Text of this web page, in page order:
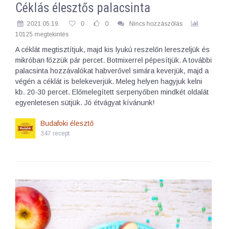
Céklás élesztős palacsinta
2021.05.19. 0 0
Nincs hozzászólás
10125 megtekintés
A céklát megtisztítjuk, majd kis lyukú reszelőn lereszeljük és
mikróban főzzük pár percet. Botmixerrel pépesítjük. A további
palacsinta hozzávalókat habverővel simára keverjük, majd a
végén a céklát is belekeverjük. Meleg helyen hagyjuk kelni
kb. 20-30 percet. Előmelegített serpenyőben mindkét oldalát
egyenletesen sütjük. Jó étvágyat kívánunk!
Budafoki élesztő
347 recept